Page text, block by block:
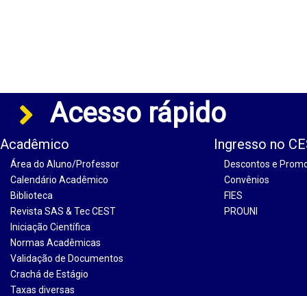
Acesso rápido
Acadêmico
Área do Aluno/Professor
Calendário Acadêmico
Biblioteca
Revista SAS & Tec CEST
Iniciação Científica
Normas Acadêmicas
Validação de Documentos
Crachá de Estágio
Taxas diversas
Ingresso no
Descontos e
Convênios
FIES
PROUNI